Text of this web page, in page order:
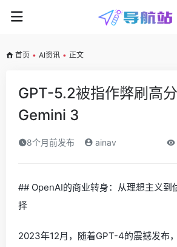
首页 • AI资讯 • 正文
GPT-5.2被指作弊刷高
Gemini 3
8个月前发布 ainav
## OpenAI的商业转身：从理想主义到
择
2023年12月，随着GPT-4的震撼发布